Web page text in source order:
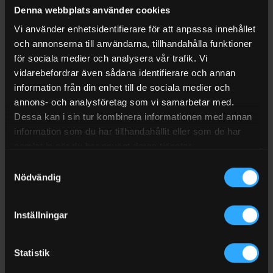
Denna webbplats använder cookies
Vi använder enhetsidentifierare för att anpassa innehållet
och annonserna till användarna, tillhandahålla funktioner
för sociala medier och analysera vår trafik. Vi
vidarebefordrar även sådana identifierare och annan
information från din enhet till de sociala medier och
annons- och analysföretag som vi samarbetar med.
Dessa kan i sin tur kombinera informationen med annan
information som du har tillhandahållit eller som de har
Nödvändig
Inställningar
Statistik
Lämplig för både mobila och fasta installationer
Egenskaper
Material: Slagtålig plast
Lock: Snap-Top klicklås
Användningsmiljö: Marin, husbil, ATV, maskiner
Ventilation för säker drift
Husbil och husvagn
Garage, verkstad och mobila energilösningar